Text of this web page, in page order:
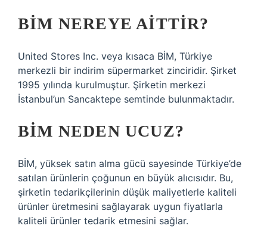
BİM NEREYE AITTIR?
United Stores Inc. veya kısaca BİM, Türkiye
merkezli bir indirim süpermarket zinciridir. Şirket
1995 yılında kurulmuştur. Şirketin merkezi
İstanbul’un Sancaktepe semtinde bulunmaktadır.
BİM NEDEN UCUZ?
BİM, yüksek satın alma gücü sayesinde Türkiye’de
satılan ürünlerin çoğunun en büyük alıcısıdır. Bu,
şirketin tedarikçilerinin düşük maliyetlerle kaliteli
ürünler üretmesini sağlayarak uygun fiyatlarla
kaliteli ürünler tedarik etmesini sağlar.